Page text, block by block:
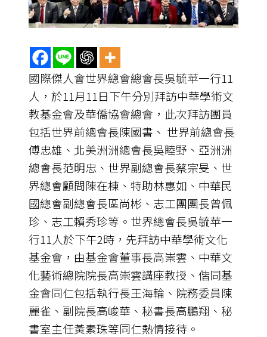
國際傑人會世界總會總會長吳毓苹一行11
人，於11月11日下午分別拜訪中華學術文
教基金會及華僑協會總會，此次拜訪團員
包括世界前總會長陳國書、 世界前總會長
傅忠雄、北美洲洲總會長吳睦野、亞洲洲
總會長范明忠、世界副總會長蔡宗旻、世
界總會顧問陳在棟、特助林惠如、中華民
國總會副總會長區尚彬、志工團團長曾佩
珍、志工賴秀珍等。世界總會長吳毓苹一
行11人於下午2時，先拜訪中華學術文化
基金會，由基金會董事長高崇雲、中華文
化藝術總院院長高崇雲講座教授、偕同基
金會同仁包括執行長王海輪、院務委員陳
麗雀、副院長高峻華、秘書長高鵬翔、秘
書室主任黃素珠等同仁熱情接待。